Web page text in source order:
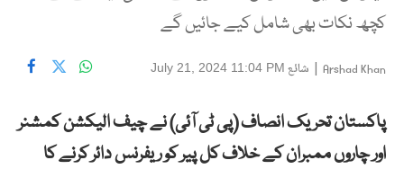
کچھ نکات بھی شامل کیے جائیں گے
Arshad Khan
| شائع July 21, 2024 11:04 PM
پاکستان تحریک انصاف (پی ٹی آئی) نے چیف الیکشن کمشنر
اور چاروں ممبران کے خلاف کل پیر کو ریفرنس دائر کرنے کا